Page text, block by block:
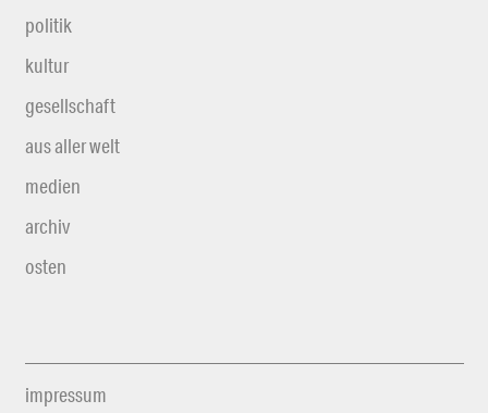
politik
kultur
gesellschaft
aus aller welt
medien
archiv
osten
impressum